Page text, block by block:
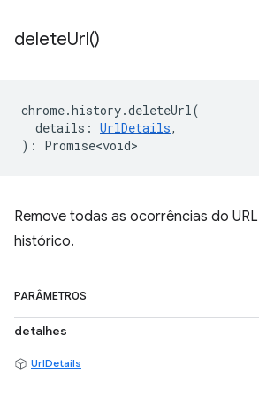
deleteUrl()
chrome.history.deleteUrl(
details : UrlDetails,
) : Promise<void>
Remove todas as ocorrências do
histórico.
PARÂMETROS
detalhes
UrlDetails